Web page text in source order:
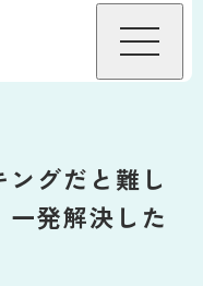
グだと難し
発解決した